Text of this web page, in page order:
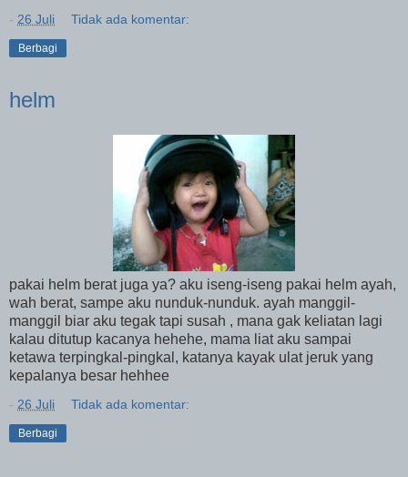
- 26 Juli Tidak ada komentar:
Berbagi
helm
pakai helm berat juga ya? aku iseng-iseng pakai helm ayah,
wah berat, sampe aku nunduk-nunduk. ayah manggil-
manggil biar aku tegak tapi susah , mana gak keliatan lagi
kalau ditutup kacanya hehehe, mama liat aku sampai
ketawa terpingkal-pingkal, katanya kayak ulat jeruk yang
kepalanya besar hehhee
- 26 Juli Tidak ada komentar:
Berbagi